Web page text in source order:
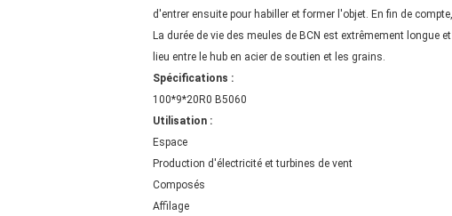
d'entrer ensuite pour habiller et former l'objet. En fin de
La durée de vie des meules de BCN est extrêmement
lieu entre le hub en acier de soutien et les grains.
Spécifications :
100*9*20R0 B5060
Utilisation :
Espace
Production d'électricité et turbines de vent
Composés
Affilage